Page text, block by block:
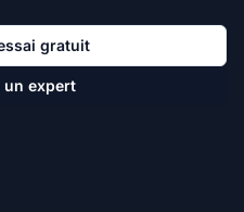
gratuit
un expert